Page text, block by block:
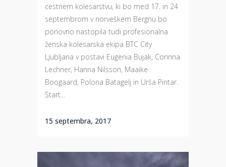
cestnem kolesarstvu, ki bo med 17. in 24
septembrom v norveškem Bergnu bo
ponovno nastopila tudi profesionalna
ženska kolesarska ekipa BTC City
Ljubljana v postavi Eugenia Bujak, Corinna
Lechner, Hanna Nilsson, Maaike
Boogaard, Polona Batagelj in Urša Pintar.
Start...
15 septembra, 2017